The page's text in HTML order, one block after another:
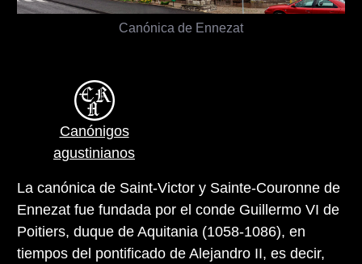
Canónica de Ennezat
Canónigos
agustinianos
La canónica de Saint-Victor y Sainte-Couronne de
Ennezat fue fundada por el conde Guillermo VI de
Poitiers, duque de Aquitania (1058-1086), en
tiempos del pontificado de Alejandro II, es decir,